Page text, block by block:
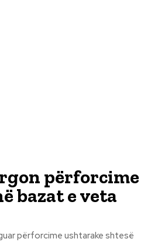
përforcime
bazat e veta
përforcime ushtarake shtesë